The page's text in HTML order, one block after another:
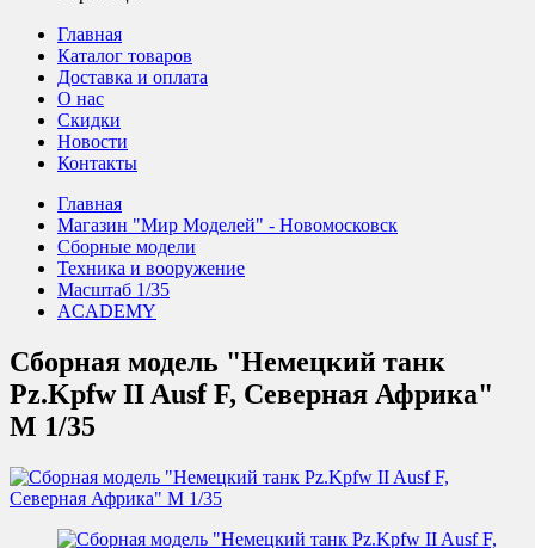
Главная
Каталог товаров
Доставка и оплата
О нас
Скидки
Новости
Контакты
Главная
Магазин "Мир Моделей" - Новомосковск
Сборные модели
Техника и вооружение
Масштаб 1/35
ACADEMY
Сборная модель "Немецкий танк
Pz.Kpfw II Ausf F, Северная Африка"
М 1/35